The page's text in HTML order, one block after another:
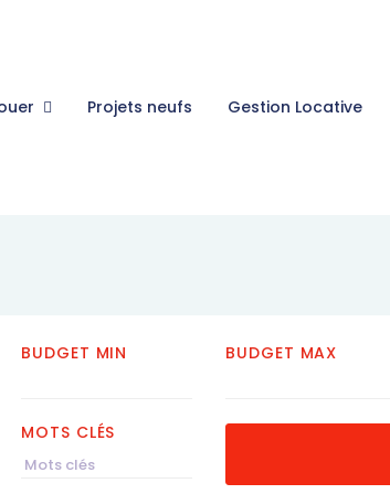
Projets neufs Gestion Locative
BUDGET MIN BUDGET MAX
MOTS CLÉS